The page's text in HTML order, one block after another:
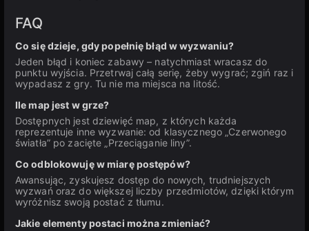
FAQ
Co się dzieje, gdy popełnię błąd w wyzwaniu?
Jeden błąd i koniec zabawy – natychmiast wracasz do
punktu wyjścia. Przetrwaj całą serię, żeby wygrać; zgiń raz i
wypadasz z gry. Tu nie ma miejsca na litość.
Ile map jest w grze?
Dostępnych jest dziewięć map, z których każda
reprezentuje inne wyzwanie: od klasycznego „Czerwonego
światła” po zacięte „Przeciąganie liny”.
Co odblokowuję w miarę postępów?
Awansując, zyskujesz dostęp do nowych, trudniejszych
wyzwań oraz do większej liczby przedmiotów, dzięki którym
wyróżnisz swoją postać z tłumu.
Jakie elementy postaci można zmieniać?